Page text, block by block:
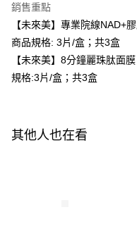
３．未成年的使用者請事先徵
「AFTEE先享後付」，若未經
任。
４．使用「AFTEE先享後付」
時審查核予不同之上限額度；
請求用戶進行身份認證。
宅配
每筆NT$100，滿NT$600(含
離島配送
每筆NT$150，滿NT$1,500(
海外配送(澳門)
銷售重點
【未來美】專業院線NAD+
商品規格: 3片/盒；共3盒
【未來美】8分鐘麗珠肽面膜
規格:3片/盒；共3盒
其他人也在看